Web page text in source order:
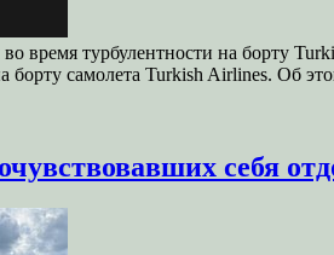
время турбулентности на борту
борту самолета Turkish Airlines. Об
себя